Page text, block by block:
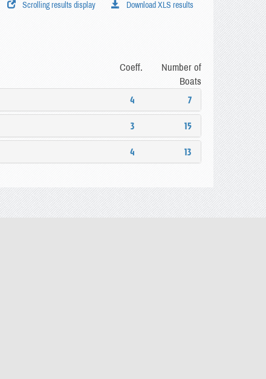
Download XLS results
Scrolling results display
Coeff.
Number of
Boats
4
7
3
15
4 13